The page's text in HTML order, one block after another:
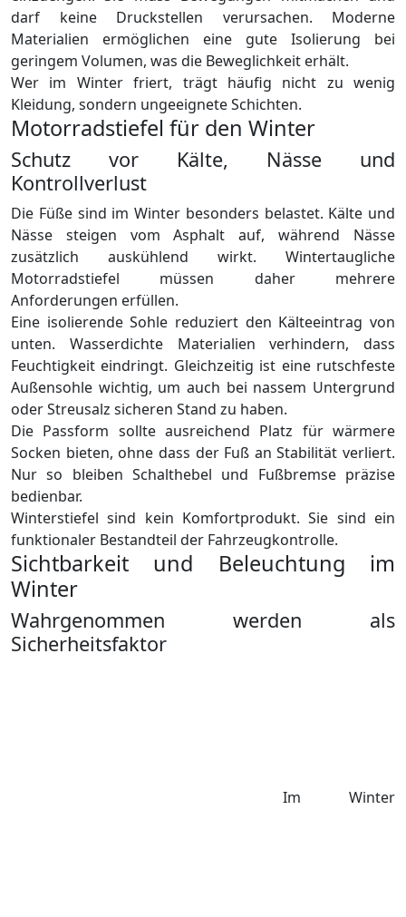
darf keine Druckstellen verursachen. Moderne
Materialien ermöglichen eine gute Isolierung bei
geringem Volumen, was die Beweglichkeit erhält.
Wer im Winter friert, trägt häufig nicht zu wenig
Kleidung, sondern ungeeignete Schichten.
Motorradstiefel für den Winter
Schutz vor Kälte, Nässe und
Kontrollverlust
Die Füße sind im Winter besonders belastet. Kälte und
Nässe steigen vom Asphalt auf, während Nässe
zusätzlich auskühlend wirkt. Wintertaugliche
Motorradstiefel müssen daher mehrere
Anforderungen erfüllen.
Eine isolierende Sohle reduziert den Kälteeintrag von
unten. Wasserdichte Materialien verhindern, dass
Feuchtigkeit eindringt. Gleichzeitig ist eine rutschfeste
Außensohle wichtig, um auch bei nassem Untergrund
oder Streusalz sicheren Stand zu haben.
Die Passform sollte ausreichend Platz für wärmere
Socken bieten, ohne dass der Fuß an Stabilität verliert.
Nur so bleiben Schalthebel und Fußbremse präzise
bedienbar.
Winterstiefel sind kein Komfortprodukt. Sie sind ein
funktionaler Bestandteil der Fahrzeugkontrolle.
Sichtbarkeit und Beleuchtung im
Winter
Wahrgenommen werden als
Sicherheitsfaktor
Im Winter